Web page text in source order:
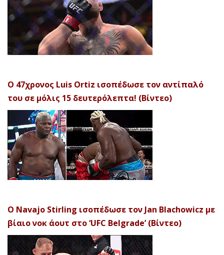
Ο 47χρονος Luis Ortiz ισοπέδωσε τον αντίπαλό
του σε μόλις 15 δευτερόλεπτα! (Βίντεο)
Ο Navajo Stirling ισοπέδωσε τον Jan Blachowicz με
βίαιο νοκ άουτ στο ‘UFC Belgrade’ (Βίντεο)